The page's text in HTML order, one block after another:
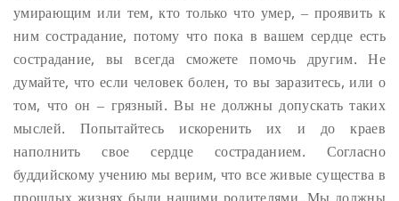
умирающим или тем, кто только что умер, ‒ проявить к
ним сострадание, потому что пока в вашем сердце есть
сострадание, вы всегда сможете помочь другим. Не
думайте, что если человек болен, то вы заразитесь, или о
том, что он ‒ грязный. Вы не должны допускать таких
мыслей. Попытайтесь искоренить их и до краев
наполнить свое сердце состраданием. Согласно
буддийскому учению мы верим, что все живые существа в